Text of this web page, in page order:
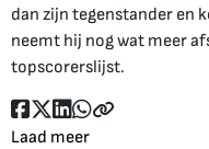
dan zijn tegenstander en
neemt hij nog wat meer
topscorerslijst.
Laad meer